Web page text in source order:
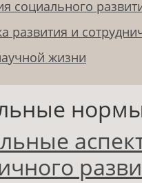
социального
развития и
жизни